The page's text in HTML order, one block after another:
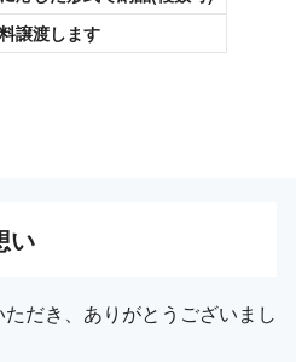
譲渡します
い
だき、ありがとうございまし